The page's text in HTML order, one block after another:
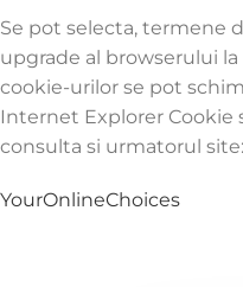
Se pot selecta, termene
upgrade al browserului
cookie-urilor se pot
Internet Explorer Cookie
consulta si urmatorul site:
YourOnlineChoices